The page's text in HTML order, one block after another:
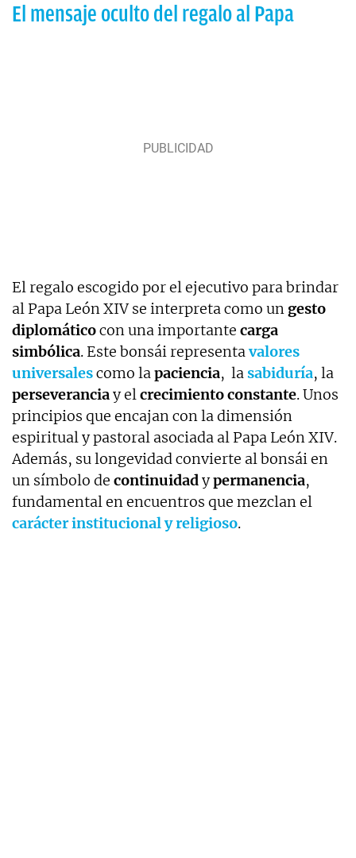
El mensaje oculto del regalo al Papa
El regalo escogido por el ejecutivo para brindar
al Papa León XIV se interpreta como un gesto
diplomáticocon una importante carga
simbólica. Este bonsái representavalores
universalescomo lapaciencia, lasabiduría, la
perseveranciay elcrecimiento constante. Unos
principios que encajan con la dimensión
espiritual y pastoral asociada al Papa León XIV.
Además, su longevidad convierte al bonsái en
un símbolo de continuidadypermanencia,
fundamental en encuentros que mezclan el
carácter institucional y religioso.